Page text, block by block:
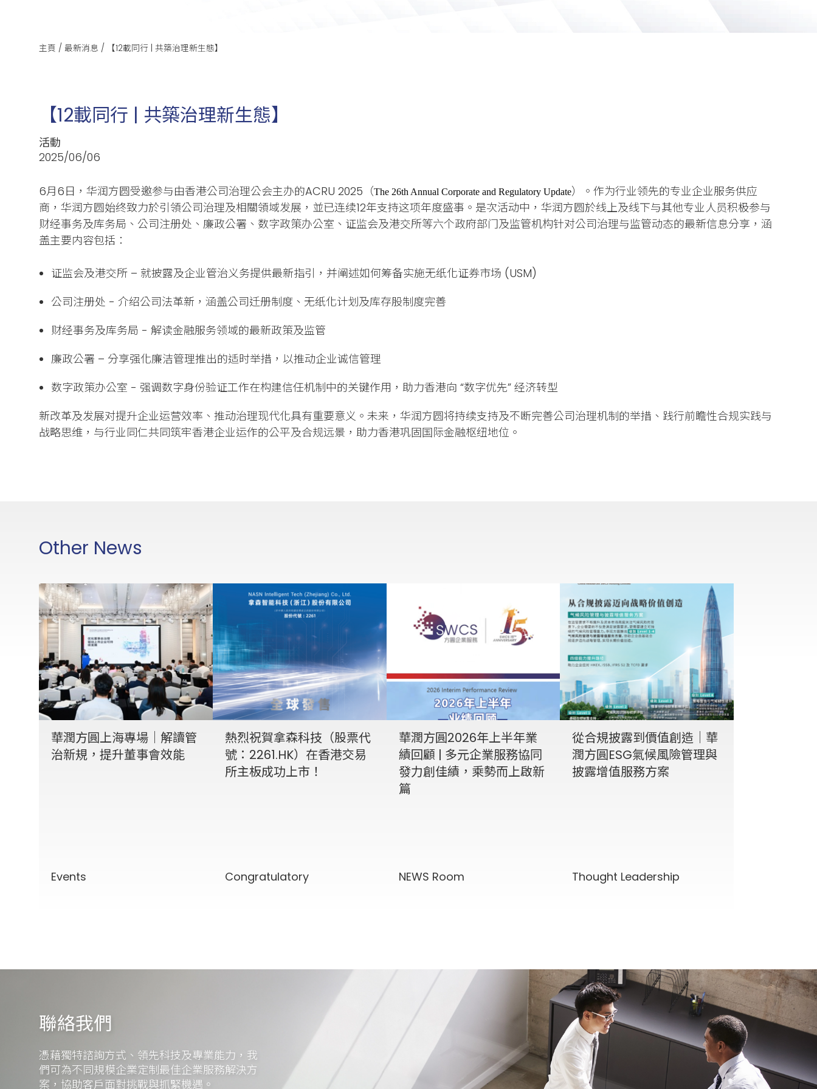
主頁 / 最新消息 / 【12載同行 | 共築治理新生態】
【12載同行 | 共築治理新生態】
活動
2025/06/06
6月6日，华润方圆受邀参与由香港公司治理公会主办的ACRU 2025（The 26th Annual Corporate and Regulatory Update）。作为行业领先的专业企业服务供应
商，华润方圆始终致力於引領公司治理及相關領域发展，並已连续12年支持这项年度盛事。是次活动中，华润方圆於线上及线下与其他专业人员积极参与
财经事务及库务局、公司注册处、廉政公署、数字政策办公室、证监会及港交所等六个政府部门及监管机构针对公司治理与监管动态的最新信息分享，涵
盖主要内容包括：
证监会及港交所 – 就披露及企业管治义务提供最新指引，并阐述如何筹备实施无纸化证券市场 (USM)
公司注册处 - 介绍公司法革新，涵盖公司迁册制度、无纸化计划及库存股制度完善
财经事务及库务局 - 解读金融服务领域的最新政策及监管
廉政公署 – 分享强化廉洁管理推出的适时举措，以推动企业诚信管理
数字政策办公室 - 强调数字身份验证工作在构建信任机制中的关键作用，助力香港向 “数字优先” 经济转型
新改革及发展对提升企业运营效率、推动治理现代化具有重要意义。未来，华润方圆将持续支持及不断完善公司治理机制的举措、践行前瞻性合规实践与
战略思维，与行业同仁共同筑牢香港企业运作的公平及合规远景，助力香港巩固国际金融枢纽地位。
Other News
華潤方圓上海專場｜解讀管
治新規，提升董事會效能
Events
熱烈祝賀拿森科技（股票代
號：2261.HK）在香港交易
所主板成功上市！
Congratulatory
華潤方圓2026年上半年業
績回顧 | 多元企業服務協同
發力創佳績，乘勢而上啟新
篇
NEWS Room
從合規披露到價值創造｜華
潤方圓ESG氣候風險管理與
披露增值服務方案
Thought Leadership
聯絡我們
憑藉獨特諮詢方式、領先科技及專業能力，我
們可為不同規模企業定制最佳企業服務解決方
案，協助客戶面對挑戰與抓緊機遇。